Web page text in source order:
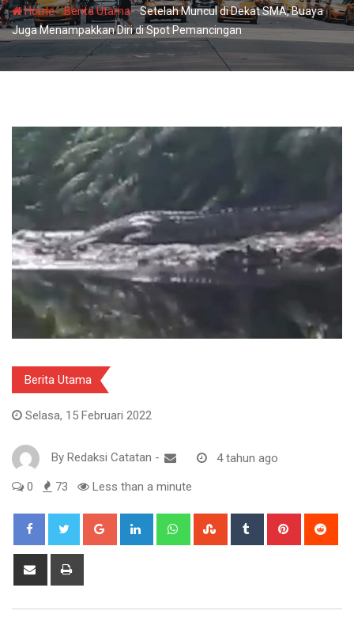
Home-Berita Utama-Setelah Muncul di Dekat SMA, Buaya
Juga Menampakkan Diri di Spot Pemancingan
Berita Utama
Selasa, 15 Februari 2022
By Redaksi Catatan - 4 tahun ago
0 73 Less than a minute
Google+ LinkedIn WhatsappStumbleUpon
Tumblr Pinterest
Share